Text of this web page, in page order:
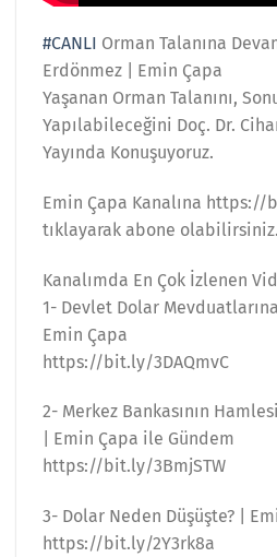
#CANLI Orman Talanına
Erdönmez | Emin Çapa
Yaşanan Orman Talanını,
Yapılabileceğini Doç. Dr.
Yayında Konuşuyoruz.
Emin Çapa Kanalına
tıklayarak abone olabilirsiniz.
Kanalımda En Çok İzlenen
1- Devlet Dolar
Emin Çapa
https://bit.ly/3DAQmvC
2- Merkez Bankasının
| Emin Çapa ile Gündem
https://bit.ly/3BmjSTW
3- Dolar Neden Düşüşte? |
https://bit.ly/2Y3rk8a